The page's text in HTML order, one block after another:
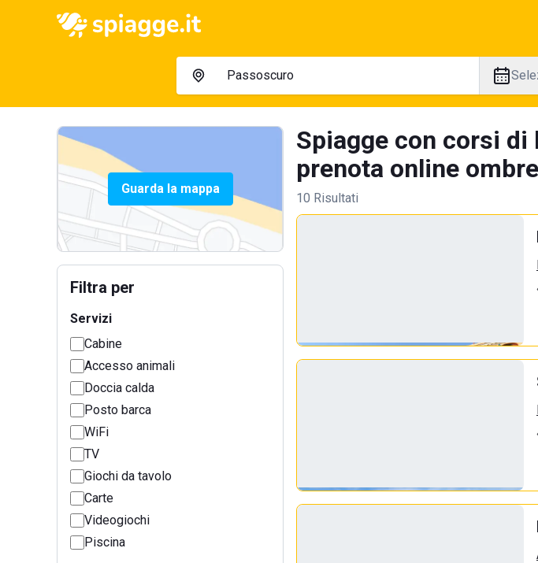
Guarda la mappa
Filtra per
Servizi
Cabine
Accesso animali
Doccia calda
Posto barca
WiFi
TV
Giochi da tavolo
Carte
Videogiochi
Piscina
Spiagge con corsi
prenota online
10 Risultati